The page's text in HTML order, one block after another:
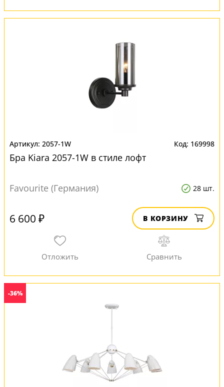
2057-1W 169998
Бра Kiara 2057-1W в стиле лофт
Favourite (Германия) 28 шт.
6 600 ₽ В КОРЗИНУ
-36%